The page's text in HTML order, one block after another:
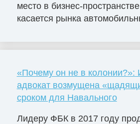
место в бизнес-
касается рынка
«Почему он не в колонии?»:
адвокат возмущена
сроком для Навального
Лидеру ФБК в 2017 году